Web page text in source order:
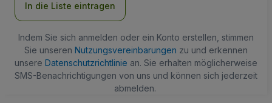
In die Liste eintragen
Indem Sie sich anmelden oder ein Konto erstellen, stimmen
Sie unseren Nutzungsvereinbarungen zu und erkennen
unsere Datenschutzrichtlinie an. Sie erhalten möglicherweise
SMS-Benachrichtigungen von uns und können sich jederzeit
abmelden.